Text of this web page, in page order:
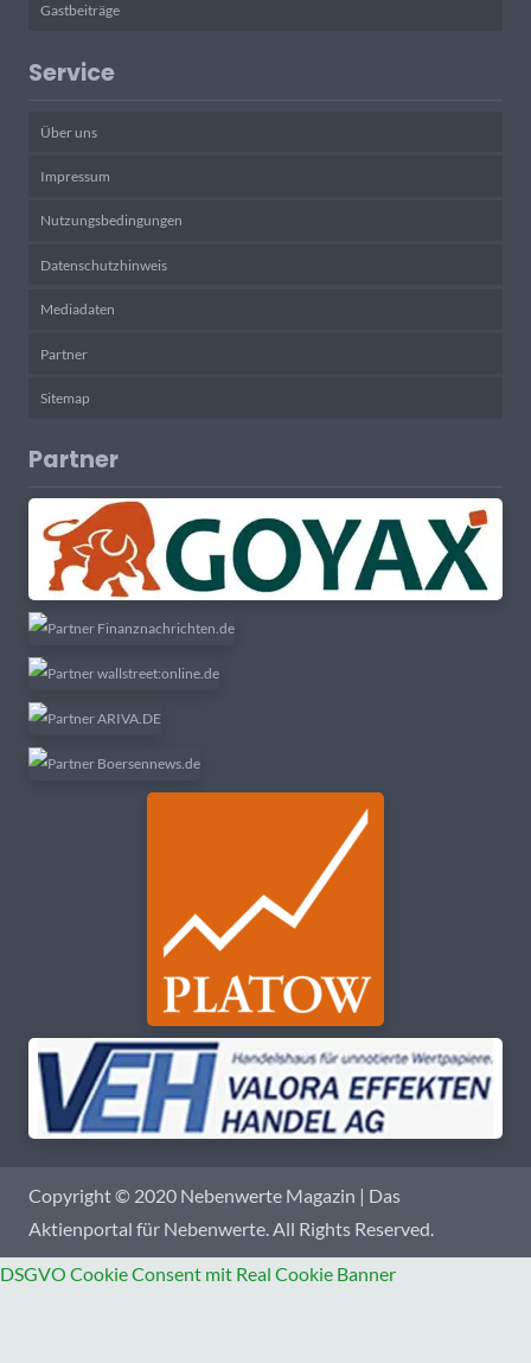
Gastbeiträge
Service
Über uns
Impressum
Nutzungsbedingungen
Datenschutzhinweis
Mediadaten
Partner
Sitemap
Partner
Copyright © 2020 Nebenwerte Magazin | Das
Aktienportal für Nebenwerte. All Rights Reserved.
DSGVO Cookie Consent mit Real Cookie Banner